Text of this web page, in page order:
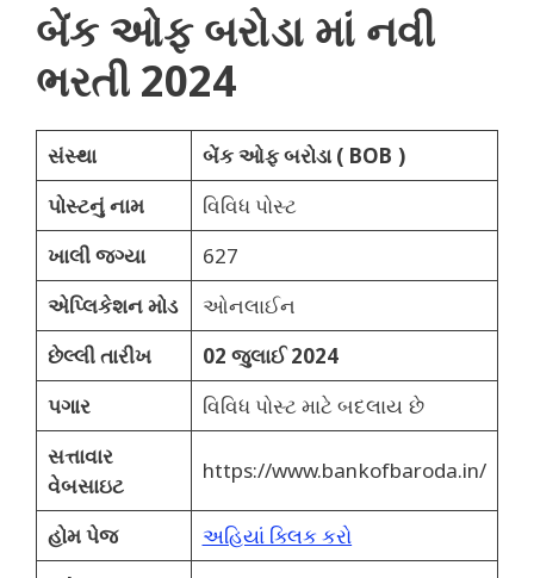
બેંક ઓફ બરોડા માં નવી
ભરતી 2024
સંસ્થા
બેંક ઓફ બરોડા ( BOB )
પોસ્ટનું નામ
વિવિધ પોસ્ટ
ખાલી જગ્યા
627
એપ્લિકેશન મોડ
ઓનલાઈન
છેલ્લી તારીખ
02 જુલાઈ 2024
પગાર
વિવિધ પોસ્ટ માટે બદલાય છે
સત્તાવાર
વેબસાઇટ
https://www.bankofbaroda.in/
હોમ પેજ
અહિયાં ક્લિક કરો